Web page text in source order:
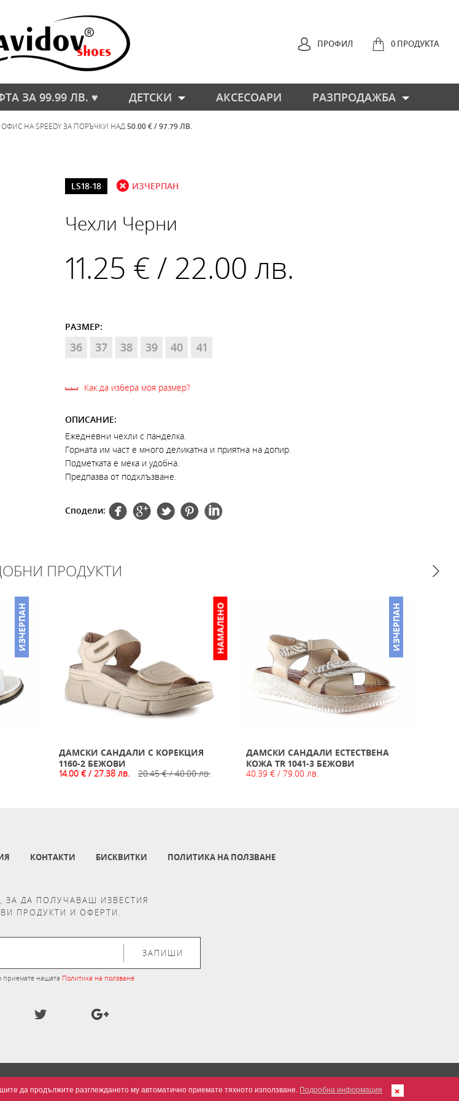
да продължите разглеждането му автоматично приемате тяхното използване. Подробна информация
0 ПРОДУКТА
ПРОФИЛ
ЗА 99.99 ЛВ. ♥ ДЕТСКИ АКСЕСОАРИ РАЗПРОДАЖБА
НА SPEEDY ЗА ПОРЪЧКИ НАД 50.00 € / 97.79 ЛВ.
LS18-18 ИЗЧЕРПАН
Чехли Черни
11.25 € / 22.00 лв.
РАЗМЕР:
36 37 38 39 40 41
Как да избера моя размер?
ОПИСАНИЕ:
Ежедневни чехли с панделка.
Горната им част е много деликатна и приятна на допир.
Подметката е мека и удобна.
Предпазва от подхлъзване.
Сподели:
ПРОДУКТИ
ИЗЧЕРПАН НАМАЛЕНО
ДАМСКИ САНДАЛИ С КОРЕКЦИЯ
1160-2 БЕЖОВИ
14.00 € / 27.38 лв.
20.45 € / 40.00 лв.
ИЗЧЕРПАН
ДАМСКИ САНДАЛИ ЕСТЕСТВЕНА
КОЖА TR 1041-3 БЕЖОВИ
40.39 € / 79.00 лв.
КОНТАКТИ БИСКВИТКИ ПОЛИТИКА НА ПОЛЗВАНЕ
ЗА ДА ПОЛУЧАВАШ ИЗВЕСТИЯ
ПРОДУКТИ И ОФЕРТИ.
ЗАПИШИ
приемате нашата Политика на ползване